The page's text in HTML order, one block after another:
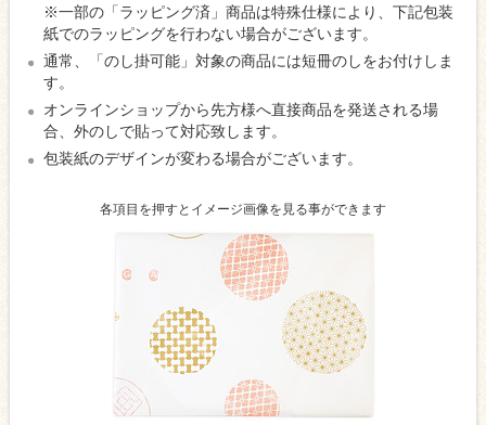
※一部の「ラッピング済」商品は特殊仕様により、下記包装
紙でのラッピングを行わない場合がございます。
通常、「のし掛可能」対象の商品には短冊のしをお付けしま
す。
オンラインショップから先方様へ直接商品を発送される場
合、外のしで貼って対応致します。
包装紙のデザインが変わる場合がございます。
各項目を押すとイメージ画像を見る事ができます